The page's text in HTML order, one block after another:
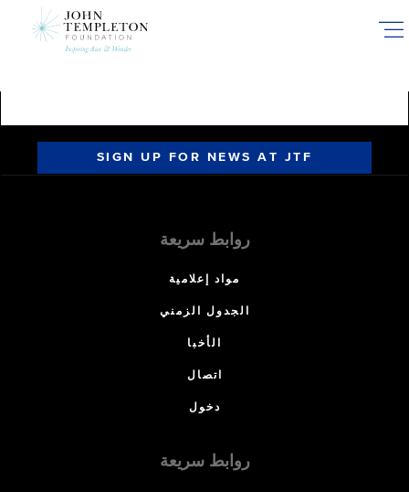
SIGN UP FOR NEWS AT JTF
روابط سريعة
مواد إعلامية
الجدول الزمني
الأخبا
اتصال
دخول
روابط سريعة